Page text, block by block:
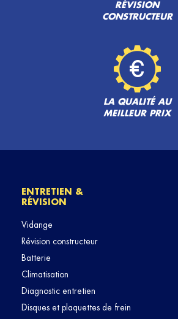
RÉVISION
CONSTRUCTEUR
LA QUALITÉ AU
MEILLEUR PRIX
ENTRETIEN &
RÉVISION
Vidange
Révision constructeur
Batterie
Climatisation
Diagnostic entretien
Disques et plaquettes de frein